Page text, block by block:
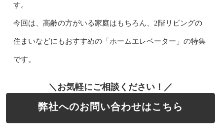
す。
今回は、高齢の方がいる家庭はもちろん、2階リビングの
住まいなどにもおすすめの「ホームエレベーター」の特集
です。
＼お気軽にご相談ください！／
弊社へのお問い合わせはこちら